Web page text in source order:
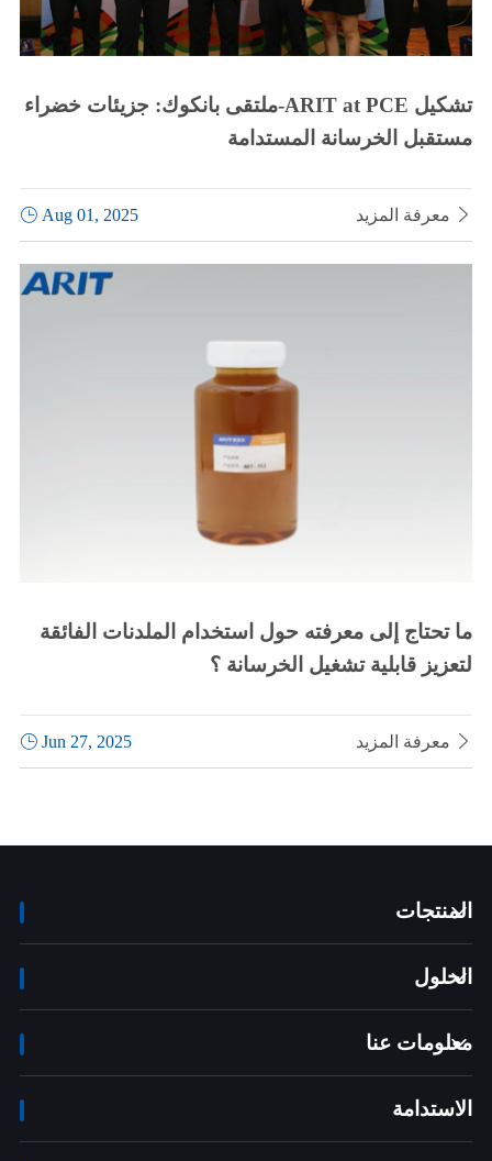
ملتقى بانكوك: جزيئات خضراء-ARIT at PCE تشكيل
مستقبل الخرسانة المستدامة
Aug 01, 2025 
ما تحتاج إلى معرفته حول استخدام الملدنات الفائقة
لتعزيز قابلية تشغيل الخرسانة ؟
Jun 27, 2025 
المنتجات

الحلول

معلومات عنا

الاستدامة